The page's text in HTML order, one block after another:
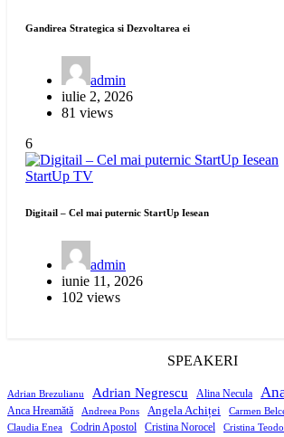
Gandirea Strategica si Dezvoltarea ei
admin
iulie 2, 2026
81 views
6
StartUp TV
Digitail – Cel mai puternic StartUp Iesean
admin
iunie 11, 2026
102 views
SPEAKERI
Adrian Brezulianu Adrian Negrescu Alina Necula
Anca Hreamătă Andreea Pons Angela Achiței Carmen
Claudia Enea Codrin Apostol Cristina Norocel Cristina